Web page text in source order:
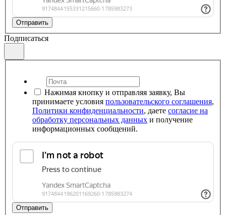
Отправить
Подписаться
Нажимая кнопку и отправляя заявку, Вы
принимаете условия пользовательского соглашения,
Политики конфиденциальности, даете согласие на
обработку персональных данных и получение
информационных сообщений.
Отправить